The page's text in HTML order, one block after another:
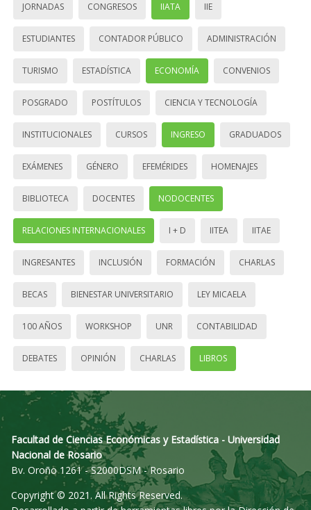
JORNADAS CONGRESOS IIATA IIE
ESTUDIANTES CONTADOR PÚBLICO ADMINISTRACIÓN
TURISMO ESTADÍSTICA ECONOMÍA CONVENIOS
POSGRADO POSTÍTULOS CIENCIA Y TECNOLOGÍA
INSTITUCIONALES CURSOS INGRESO GRADUADOS
EXÁMENES GÉNERO EFEMÉRIDES HOMENAJES
BIBLIOTECA DOCENTES NODOCENTES
RELACIONES INTERNACIONALES I + D IITEA IITAE
INGRESANTES INCLUSIÓN FORMACIÓN CHARLAS
BECAS BIENESTAR UNIVERSITARIO LEY MICAELA
100 AÑOS WORKSHOP UNR CONTABILIDAD
DEBATES OPINIÓN CHARLAS LIBROS
Facultad de Ciencias Económicas y Estadística - Universidad
Nacional de Rosario
Bv. Oroño 1261 - S2000DSM - Rosario
Copyright © 2021. All Rights Reserved.